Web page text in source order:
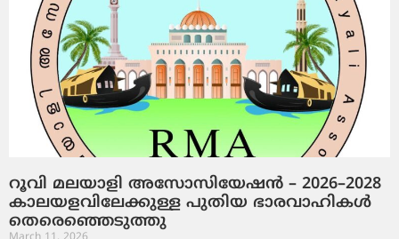
റൂവി മലയാളി അസോസിയേഷൻ – 2026–2028
കാലയളവിലേക്കുള്ള പുതിയ ഭാരവാഹികൾ
തെരെഞ്ഞെടുത്തു